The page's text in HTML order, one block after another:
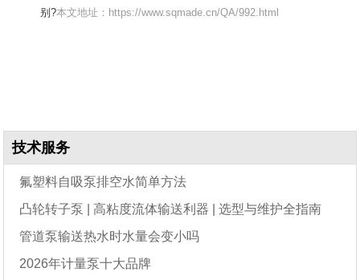
别?本文地址：https://www.sqmade.cn/QA/992.html
技术服务
氟塑料自吸泵排空水简单方法
凸轮转子泵 | 高粘度流体输送利器 | 选型与维护全指南
管道泵输送热水时水量会变小吗
2026年计量泵十大品牌